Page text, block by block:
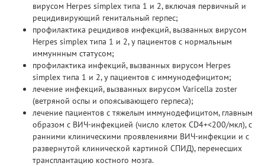
вирусом Herpes simplex типа 1 и 2, включая первичный и
рецидивирующий генитальный герпес;
профилактика рецидивов инфекций, вызванных вирусом
Herpes simplex типа 1 и 2, у пациентов с нормальным
иммуннным статусом;
профилактика инфекций, вызванных вирусом Herpes
simplex типа 1 и 2, у пациентов с иммунодефицитом;
лечение инфекций, вызванных вирусом Varicella zoster
(ветряной оспы и опоясывающего герпеса);
лечение пациентов с тяжелым иммунодефицитом, главным
образом с ВИЧ-инфекцией (число клеток CD4+<200/мкл), с
ранними клиническими проявлениями ВИЧ-инфекции и с
развернутой клинической картиной СПИД), перенесших
трансплантацию костного мозга.